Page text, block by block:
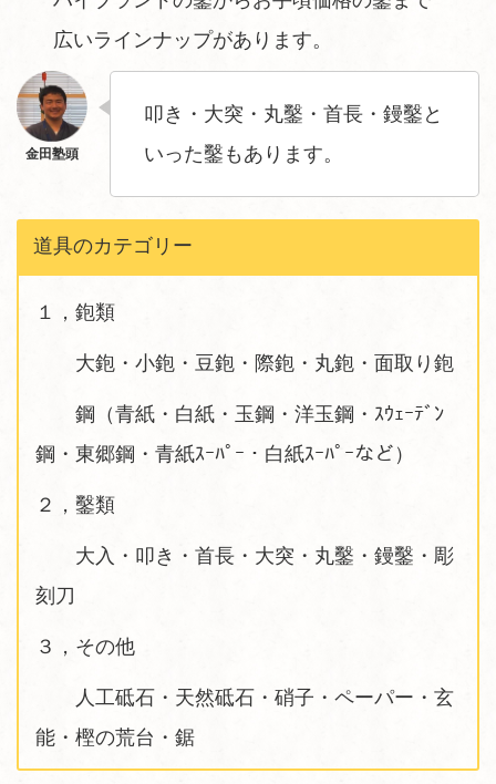
広いラインナップがあります。
叩き・大突・丸鑿・首長・鏝鑿と
いった鑿もあります。
道具のカテゴリー
１，鉋類
大鉋・小鉋・豆鉋・際鉋・丸鉋・面取り鉋
鋼（青紙・白紙・玉鋼・洋玉鋼・ｽｳｪｰﾃﾞﾝ
鋼・東郷鋼・青紙ｽｰﾊﾟｰ・白紙ｽｰﾊﾟｰなど）
２，鑿類
大入・叩き・首長・大突・丸鑿・鏝鑿・彫
刻刀
３，その他
人工砥石・天然砥石・硝子・ペーパー・玄
能・樫の荒台・鋸